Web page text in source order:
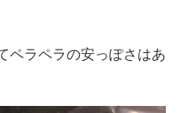
ペラペラの安っぽさはあ